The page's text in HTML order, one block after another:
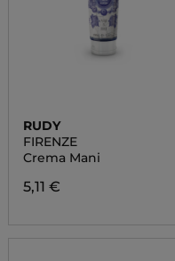
RUDY
FIRENZE
Crema Mani
5,11 €